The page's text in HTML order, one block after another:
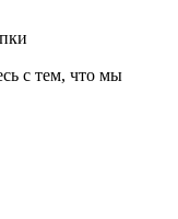
с тем, что мы